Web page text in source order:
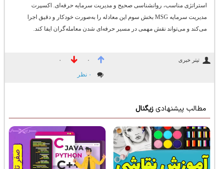
استراتژی مناسب، روانشناسی صحیح و مدیریت سرمایه حرفه‌ای. اکسپرت
مدیریت سرمایه MSG بخش سوم این معادله را به‌صورت خودکار و دقیق اجرا
می‌کند و می‌تواند نقش مهمی در مسیر حرفه‌ای شدن معامله‌گران ایفا کند.
تیتر خبری